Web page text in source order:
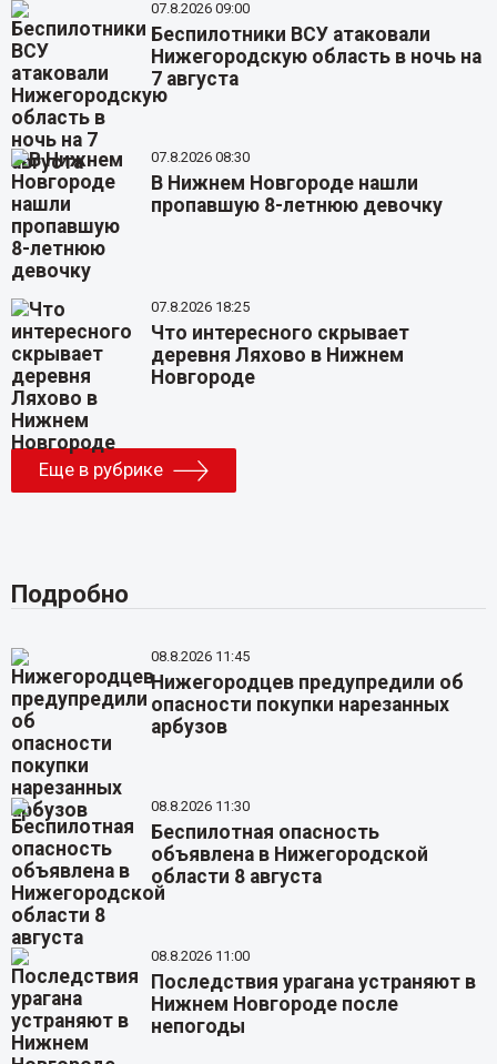
07.8.2026 09:00
Беспилотники ВСУ атаковали
Нижегородскую область в ночь на
7 августа
07.8.2026 08:30
В Нижнем Новгороде нашли
пропавшую 8-летнюю девочку
07.8.2026 18:25
Что интересного скрывает
деревня Ляхово в Нижнем
Новгороде
Еще в рубрике
Подробно
08.8.2026 11:45
Нижегородцев предупредили об
опасности покупки нарезанных
арбузов
08.8.2026 11:30
Беспилотная опасность
объявлена в Нижегородской
области 8 августа
08.8.2026 11:00
Последствия урагана устраняют в
Нижнем Новгороде после
непогоды